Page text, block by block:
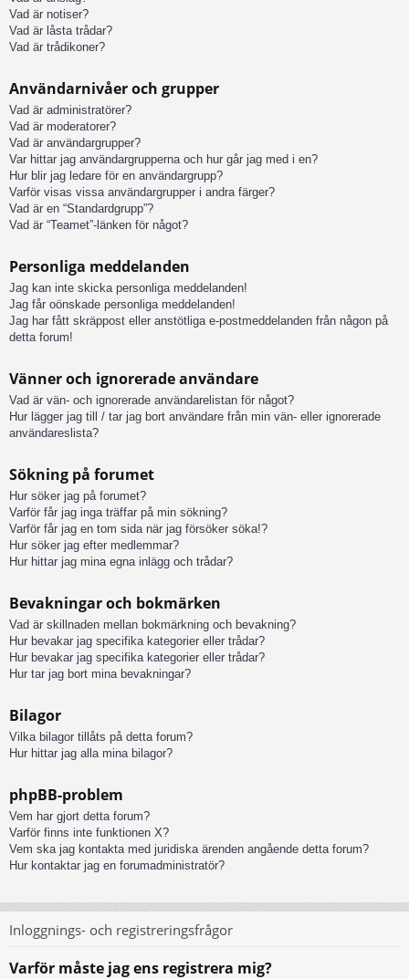
Vad är notiser?
Vad är låsta trådar?
Vad är trådikoner?
Användarnivåer och grupper
Vad är administratörer?
Vad är moderatorer?
Vad är användargrupper?
Var hittar jag användargrupperna och hur går jag med i en?
Hur blir jag ledare för en användargrupp?
Varför visas vissa användargrupper i andra färger?
Vad är en “Standardgrupp”?
Vad är “Teamet”-länken för något?
Personliga meddelanden
Jag kan inte skicka personliga meddelanden!
Jag får oönskade personliga meddelanden!
Jag har fått skräppost eller anstötliga e-postmeddelanden från någon på
detta forum!
Vänner och ignorerade användare
Vad är vän- och ignorerade användarelistan för något?
Hur lägger jag till / tar jag bort användare från min vän- eller ignorerade
användareslista?
Sökning på forumet
Hur söker jag på forumet?
Varför får jag inga träffar på min sökning?
Varför får jag en tom sida när jag försöker söka!?
Hur söker jag efter medlemmar?
Hur hittar jag mina egna inlägg och trådar?
Bevakningar och bokmärken
Vad är skillnaden mellan bokmärkning och bevakning?
Hur bevakar jag specifika kategorier eller trådar?
Hur bevakar jag specifika kategorier eller trådar?
Hur tar jag bort mina bevakningar?
Bilagor
Vilka bilagor tillåts på detta forum?
Hur hittar jag alla mina bilagor?
phpBB-problem
Vem har gjort detta forum?
Varför finns inte funktionen X?
Vem ska jag kontakta med juridiska ärenden angående detta forum?
Hur kontaktar jag en forumadministratör?
Inloggnings- och registreringsfrågor
Varför måste jag ens registrera mig?